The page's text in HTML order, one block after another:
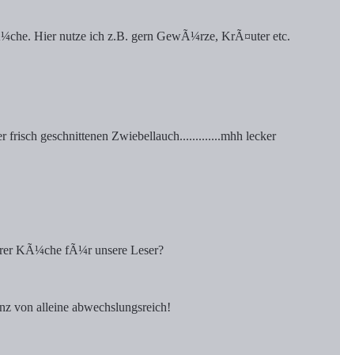
Hier nutze ich z.B. gern GewÃ¼rze, KrÃ¤uter etc.
geschnittenen Zwiebellauch.............mhh lecker
KÃ¼che fÃ¼r unsere Leser?
von alleine abwechslungsreich!